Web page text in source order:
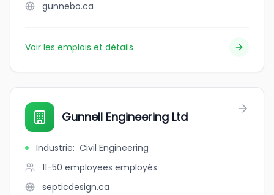
gunnebo.ca
Voir les emplois et détails
Gunnell Engineering Ltd
Industrie: Civil Engineering
11-50 employees employés
septicdesign.ca